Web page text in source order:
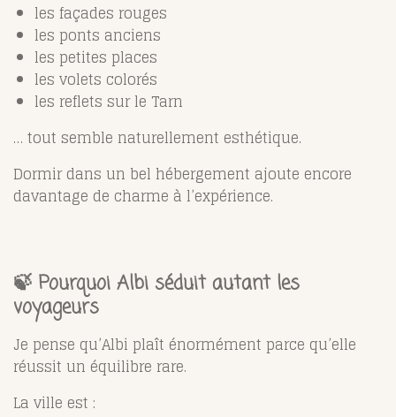
les façades rouges
les ponts anciens
les petites places
les volets colorés
les reflets sur le Tarn
… tout semble naturellement esthétique.
Dormir dans un bel hébergement ajoute encore
davantage de charme à l’expérience.
🍃 Pourquoi Albi séduit autant les
voyageurs
Je pense qu’Albi plaît énormément parce qu’elle
réussit un équilibre rare.
La ville est :